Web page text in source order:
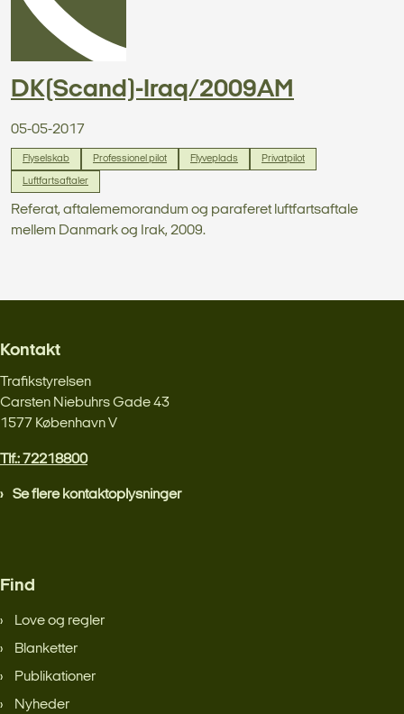
DK(Scand)-Iraq/2009AM
05-05-2017
Flyselskab Professionel pilot Flyveplads Privatpilot
Luftfartsaftaler
Referat, aftalememorandum og paraferet luftfartsaftale
mellem Danmark og Irak, 2009.
Kontakt
Trafikstyrelsen
Carsten Niebuhrs Gade 43
1577 København V
Tlf.: 72218800
Se flere kontaktoplysninger
Find
Love og regler
Blanketter
Publikationer
Nyheder